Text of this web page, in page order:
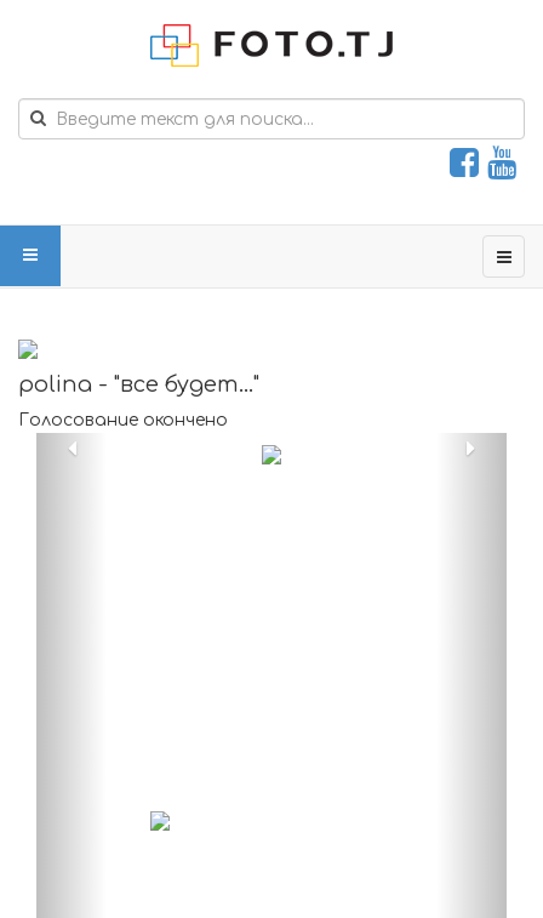
polina - "все будет..."
Голосование окончено